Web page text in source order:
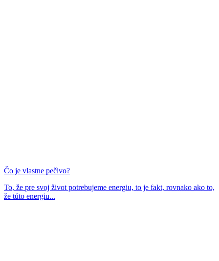
Čo je vlastne pečivo?
To, že pre svoj život potrebujeme energiu, to je fakt, rovnako ako to,
že túto energiu...